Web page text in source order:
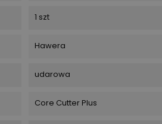
1 szt
Hawera
udarowa
Core Cutter Plus